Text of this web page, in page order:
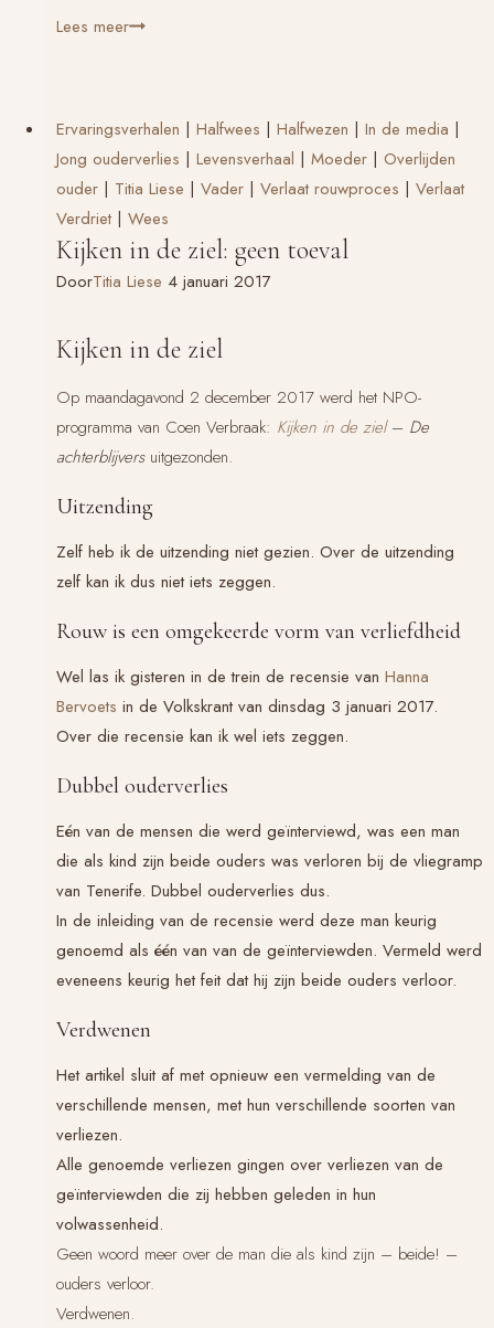
Lees meerBloeien
Ervaringsverhalen | Halfwees | Halfwezen | In de media |
Jong ouderverlies | Levensverhaal | Moeder| Overlijden
ouder| Titia Liese | Vader| Verlaat rouwproces | Verlaat
Verdriet| Wees
Kijken in de ziel: geen toeval
DoorTitia Liese 4 januari 2017
Kijken in de ziel
Op maandagavond 2 december 2017 werd het NPO-
programma van Coen Verbraak: Kijken in de ziel– De
achterblijversuitgezonden.
Uitzending
Zelf heb ik de uitzending niet gezien. Over de uitzending
zelf kan ik dus niet iets zeggen.
Rouw is een omgekeerde vorm van verliefdheid
Wel las ik gisteren in de trein de recensie van Hanna
Bervoets in de Volkskrant van dinsdag 3 januari 2017.
Over die recensie kan ik wel iets zeggen.
Dubbel ouderverlies
Eén van de mensen die werd geïnterviewd, was een man
die als kind zijn beide ouders was verloren bij de vliegramp
van Tenerife. Dubbel ouderverlies dus.
In de inleiding van de recensie werd deze man keurig
genoemd als één van van de geïnterviewden. Vermeld werd
eveneens keurig het feit dat hij zijn beide ouders verloor.
Verdwenen
Het artikel sluit af met opnieuw een vermelding van de
verschillende mensen, met hun verschillende soorten van
verliezen.
Alle genoemde verliezen gingen over verliezen van de
geïnterviewden die zij hebben geleden in hun
volwassenheid.
Geen woord meer over de man die als kind zijn – beide! –
ouders verloor.
Verdwenen.